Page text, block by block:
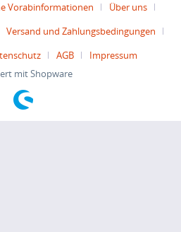
Vorabinformationen
Über uns
Versand und Zahlungsbedingungen
AGB
Impressum
mit Shopware